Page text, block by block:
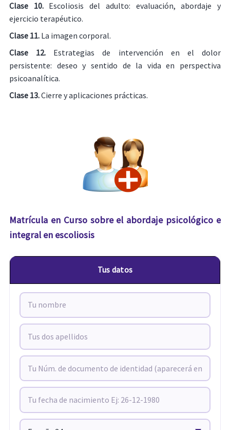
Clase 10. Escoliosis del adulto: evaluación, abordaje y
ejercicio terapéutico.
Clase 11. La imagen corporal.
Clase 12. Estrategias de intervención en el dolor
persistente: deseo y sentido de la vida en perspectiva
psicoanalítica.
Clase 13.Cierre y aplicaciones prácticas.
Matrícula en Curso sobre el abordaje psicológico e
integral en escoliosis
Tus datos